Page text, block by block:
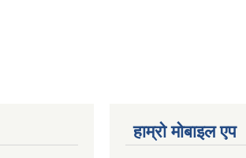
हाम्रो माेबाइल एप